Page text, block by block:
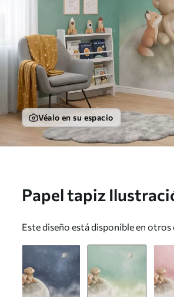
Véalo en su espacio
Papel tapiz
Este diseño está disponible en otros